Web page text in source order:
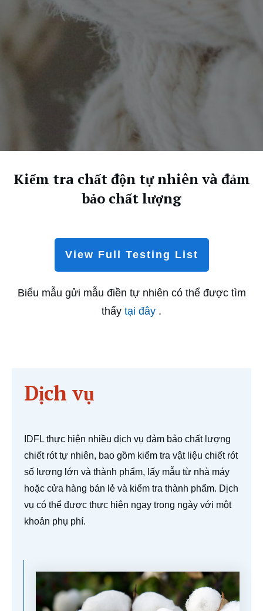
Kiểm tra chất độn tự nhiên và đảm
bảo chất lượng
View Full Testing List
Biểu mẫu gửi mẫu điền tự nhiên có thể được tìm
thấy tại đây .
Dịch vụ
IDFL thực hiện nhiều dịch vụ đảm bảo chất lượng
chiết rót tự nhiên, bao gồm kiểm tra vật liệu chiết rót
số lượng lớn và thành phẩm, lấy mẫu từ nhà máy
hoặc cửa hàng bán lẻ và kiểm tra thành phẩm. Dịch
vụ có thể được thực hiện ngay trong ngày với một
khoản phụ phí.